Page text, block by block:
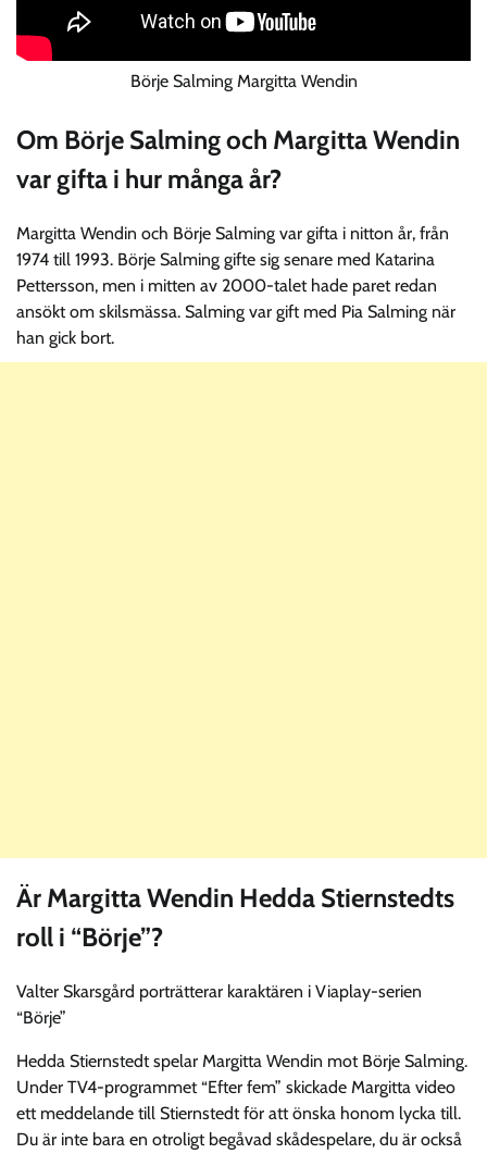
Börje Salming Margitta Wendin
Om Börje Salming och Margitta Wendin
var gifta i hur många år?
Margitta Wendin och Börje Salming var gifta i nitton år, från
1974 till 1993. Börje Salming gifte sig senare med Katarina
Pettersson, men i mitten av 2000-talet hade paret redan
ansökt om skilsmässa. Salming var gift med Pia Salming när
han gick bort.
Är Margitta Wendin Hedda Stiernstedts
roll i “Börje”?
Valter Skarsgård porträtterar karaktären i Viaplay-serien
“Börje”
Hedda Stiernstedt spelar Margitta Wendin mot Börje Salming.
Under TV4-programmet “Efter fem” skickade Margitta video
ett meddelande till Stiernstedt för att önska honom lycka till.
Du är inte bara en otroligt begåvad skådespelare, du är också